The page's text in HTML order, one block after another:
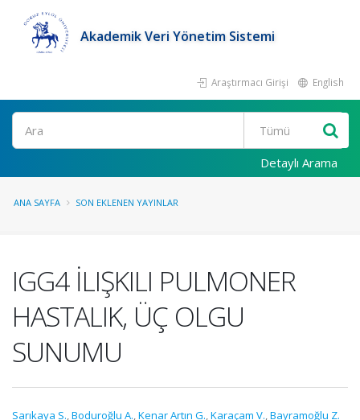
Akademik Veri Yönetim Sistemi
Araştırmacı Girişi English
Ara
Detaylı Arama
ANA SAYFA SON EKLENEN YAYINLAR
IGG4 İLIŞKILI PULMONER
HASTALIK, ÜÇ OLGU
SUNUMU
Sarıkaya S.,Boduroğlu A.,Kenar Artın G.,Karaçam V.,Bayramoğlu Z.